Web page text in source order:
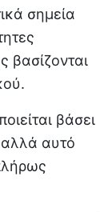
σημεία
βασίζονται
βάσει
αυτό